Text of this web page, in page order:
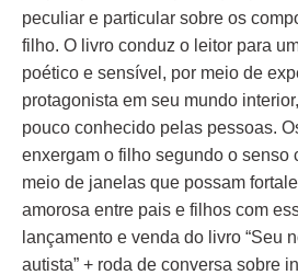
peculiar e particular sobre os
filho. O livro conduz o leitor para
poético e sensível, por meio de
protagonista em seu mundo
pouco conhecido pelas pessoas.
enxergam o filho segundo o senso
meio de janelas que possam
amorosa entre pais e filhos com
lançamento e venda do livro “Seu
autista” + roda de conversa sobre